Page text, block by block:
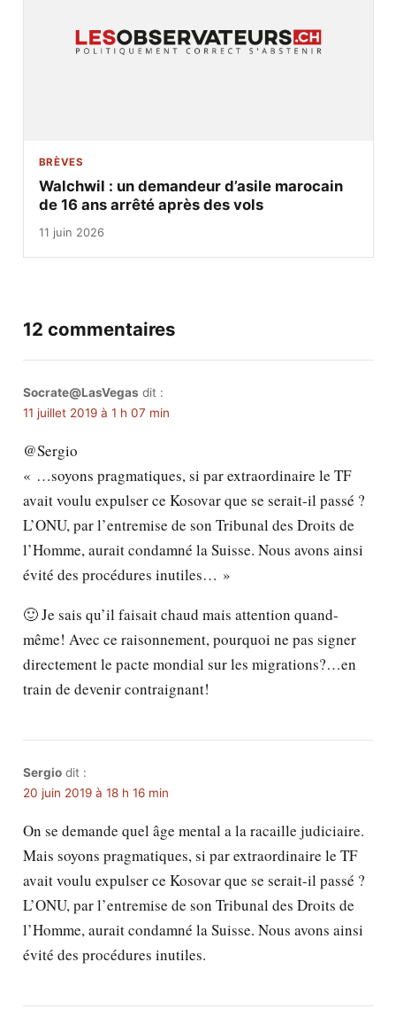
BRÈVES
Walchwil : un demandeur d’asile marocain
de 16 ans arrêté après des vols
11 juin 2026
12 commentaires
Socrate@LasVegas dit :
11 juillet 2019 à 1 h 07 min
@Sergio
« …soyons pragmatiques, si par extraordinaire le TF
avait voulu expulser ce Kosovar que se serait-il passé ?
L’ONU, par l’entremise de son Tribunal des Droits de
l’Homme, aurait condamné la Suisse. Nous avons ainsi
évité des procédures inutiles… »
🙂 Je sais qu’il faisait chaud mais attention quand-
même! Avec ce raisonnement, pourquoi ne pas signer
directement le pacte mondial sur les migrations?…en
train de devenir contraignant!
Sergio dit :
20 juin 2019 à 18 h 16 min
On se demande quel âge mental a la racaille judiciaire.
Mais soyons pragmatiques, si par extraordinaire le TF
avait voulu expulser ce Kosovar que se serait-il passé ?
L’ONU, par l’entremise de son Tribunal des Droits de
l’Homme, aurait condamné la Suisse. Nous avons ainsi
évité des procédures inutiles.